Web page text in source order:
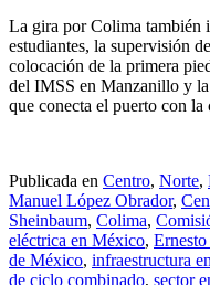
La gira por Colima también
estudiantes, la supervisión
colocación de la primera
del IMSS en Manzanillo y la
que conecta el puerto con
Publicada en Centro, Norte,
Manuel López Obrador,
Sheinbaum, Colima,
eléctrica en México,
de México, infraestructura
de ciclo combinado, sector